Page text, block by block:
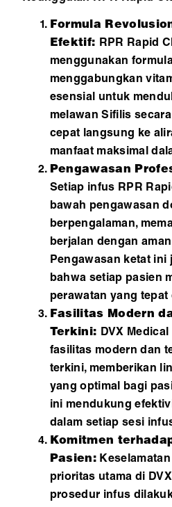
Formula
Efektif: RPR Rapid
menggunakan
menggabungkan
esensial untuk
melawan Sifilis
cepat langsung ke
manfaat maksimal
Pengawasan
Setiap infus RPR
bawah pengawasan
berpengalaman,
berjalan dengan
Pengawasan ketat ini
bahwa setiap pasien
perawatan yang tepat
Fasilitas Modern
Terkini: DVX
fasilitas modern dan
terkini, memberikan
yang optimal bagi
ini mendukung
dalam setiap sesi
Komitmen
Pasien:
prioritas utama di
prosedur infus